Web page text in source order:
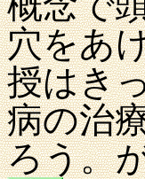
穴をあ
授はき
病の治
ろう。